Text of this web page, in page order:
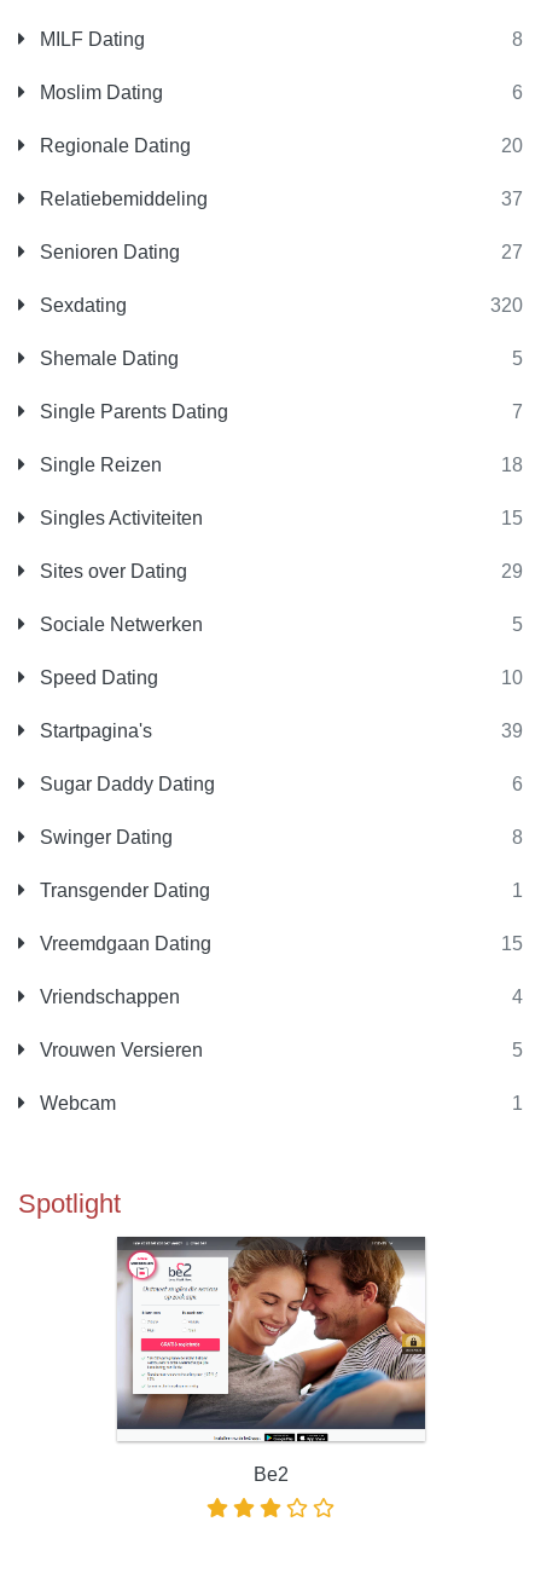
MILF Dating 8
Moslim Dating 6
Regionale Dating 20
Relatiebemiddeling 37
Senioren Dating 27
Sexdating 320
Shemale Dating 5
Single Parents Dating 7
Single Reizen 18
Singles Activiteiten 15
Sites over Dating 29
Sociale Netwerken 5
Speed Dating 10
Startpagina's 39
Sugar Daddy Dating 6
Swinger Dating 8
Transgender Dating 1
Vreemdgaan Dating 15
Vriendschappen 4
Vrouwen Versieren 5
Webcam 1
Spotlight
Be2